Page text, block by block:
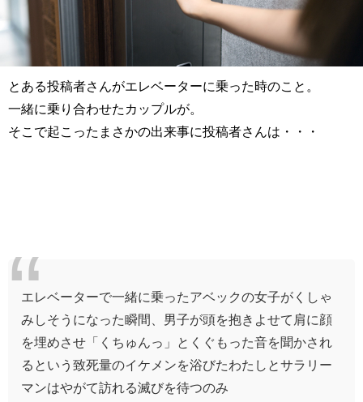
とある投稿者さんがエレベーターに乗った時のこと。
一緒に乗り合わせたカップルが。
そこで起こったまさかの出来事に投稿者さんは・・・
エレベーターで一緒に乗ったアベックの女子がくしゃ
みしそうになった瞬間、男子が頭を抱きよせて肩に顔
を埋めさせ「くちゅんっ」とくぐもった音を聞かされ
るという致死量のイケメンを浴びたわたしとサラリー
マンはやがて訪れる滅びを待つのみ